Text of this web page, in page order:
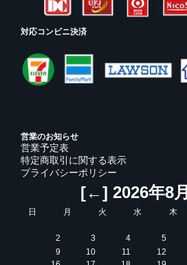
対応コンビニ決済
営業のお知らせ
営業予定表
特定商取引に関する表示
プライバシーポリシー
[←] 2026年8月
日 月 火 水 木
2
3 4 5
9
10 11 12